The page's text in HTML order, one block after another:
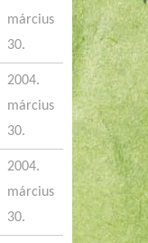
március
30.
2004.
március
30.
2004.
március
30.